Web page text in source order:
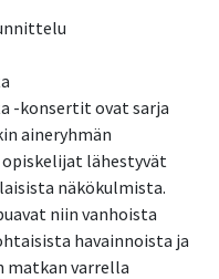
-konsertit ovat sarja
aineryhmän
lähestyvät
näkökulmista.
niin vanhoista
havainnoista ja
matkan varrella